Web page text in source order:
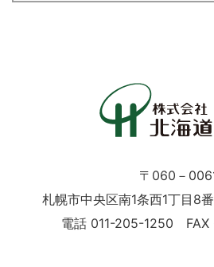
〒060－
札幌市中央区南1条西1丁目8
電話 011-205-1250 FAX